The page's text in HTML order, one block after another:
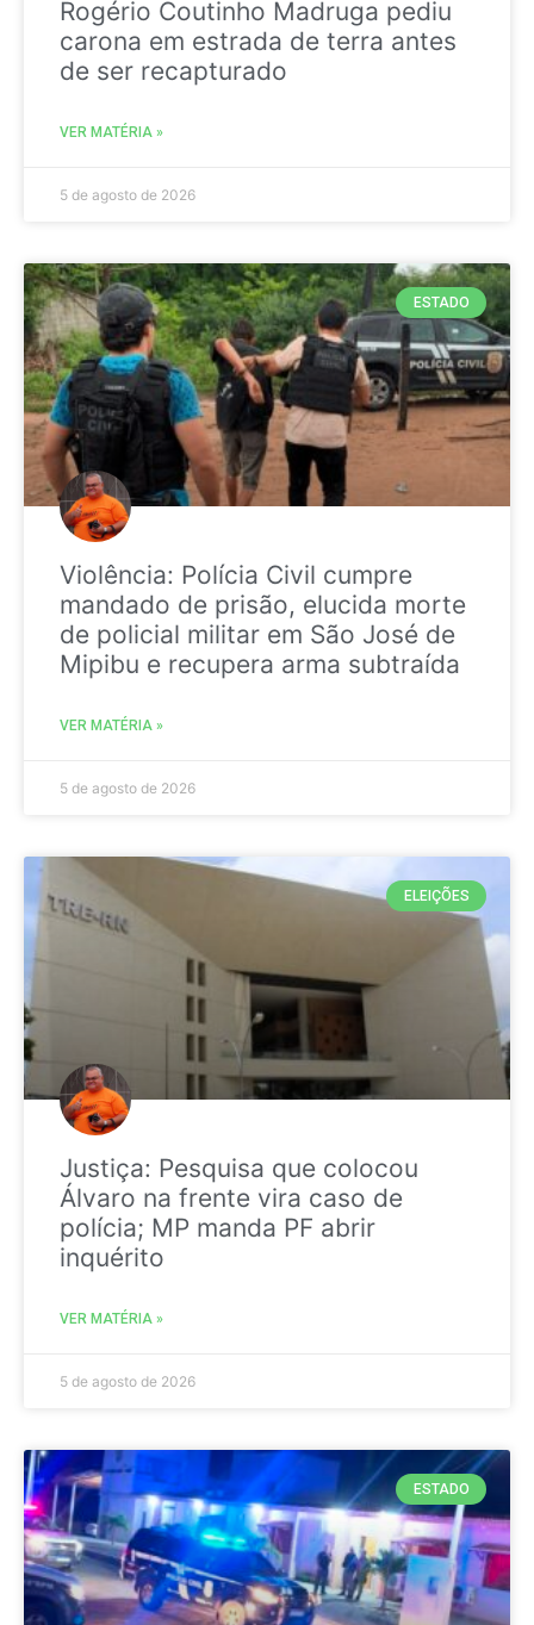
Rogério Coutinho Madruga pediu
carona em estrada de terra antes
de ser recapturado
VER MATÉRIA »
5 de agosto de 2026
ESTADO
Violência: Polícia Civil cumpre
mandado de prisão, elucida morte
de policial militar em São José de
Mipibu e recupera arma subtraída
VER MATÉRIA »
5 de agosto de 2026
ELEIÇÕES
Justiça: Pesquisa que colocou
Álvaro na frente vira caso de
polícia; MP manda PF abrir
inquérito
VER MATÉRIA »
5 de agosto de 2026
ESTADO